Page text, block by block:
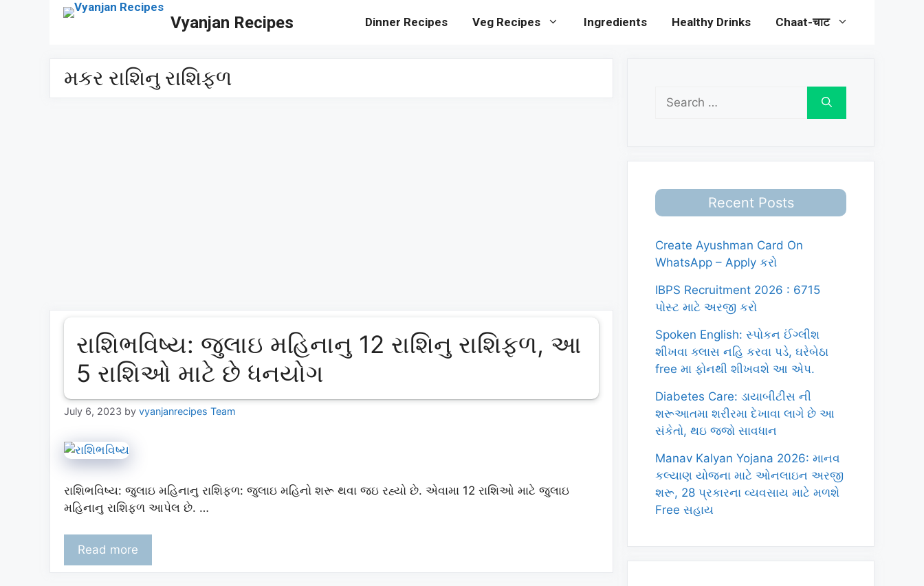
Vyanjan Recipes Dinner Recipes Veg Recipes Ingredients Healthy Drinks Chaat-चाट
મકર રાશિનુ રાશિફળ
રાશિભવિષ્ય: જુલાઇ મહિનાનુ 12 રાશિનુ રાશિફળ, આ
5 રાશિઓ માટે છે ધનયોગ
July 6, 2023 by vyanjanrecipes Team
રાશિભવિષ્ય: જુલાઇ મહિનાનુ રાશિફળ: જુલાઇ મહિનો શરૂ થવા જઇ રહ્યો છે. એવામા 12 રાશિઓ માટે જુલાઇ
મહિનાનુ રાશિફળ આપેલ છે. …
Read more
Search
for:
Recent Posts
Create Ayushman Card On
WhatsApp – Apply કરો
IBPS Recruitment 2026 : 6715
પોસ્ટ માટે અરજી કરો
Spoken English: સ્પોકન ઈંગ્લીશ
શીખવા ક્લાસ નહિ કરવા પડે, ઘરેબેઠા
free મા ફોનથી શીખવશે આ એપ.
Diabetes Care: ડાયાબીટીસ ની
શરૂઆતમા શરીરમા દેખાવા લાગે છે આ
સંકેતો, થઇ જજો સાવધાન
Manav Kalyan Yojana 2026: માનવ
કલ્યાણ યોજના માટે ઓનલાઇન અરજી
શરૂ, 28 પ્રકારના વ્યવસાય માટે મળશે
Free સહાય